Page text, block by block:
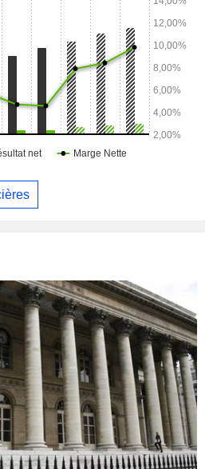
services d’assistance
continu des